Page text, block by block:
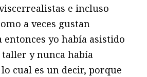
e incluso
a veces gustan
entonces yo había asistido
taller y nunca había
cual es un decir, porque